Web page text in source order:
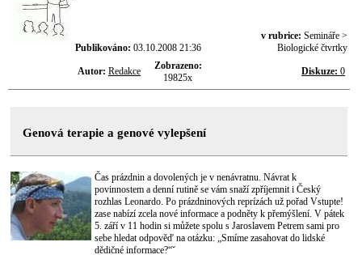
Publikováno: 03.10.2008 21:36
v rubrice: Semináře >
Biologické čtvrtky
Autor: Redakce
Zobrazeno:
19825x
Diskuze: 0
Genová terapie a genové vylepšení
Čas prázdnin a dovolených je v nenávratnu. Návrat k
povinnostem a denní rutině se vám snaží zpříjemnit i Český
rozhlas Leonardo. Po prázdninových reprízách už pořad Vstupte!
zase nabízí zcela nové informace a podněty k přemýšlení. V pátek
5. září v 11 hodin si můžete spolu s Jaroslavem Petrem sami pro
sebe hledat odpověď na otázku: „Smíme zasahovat do lidské
dědičné informace?“ˇ